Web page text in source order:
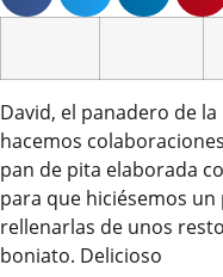
David, el panadero de la
hacemos
pan de pita elaborada
para que hiciésemos
rellenarlas de unos
boniato. Delicioso